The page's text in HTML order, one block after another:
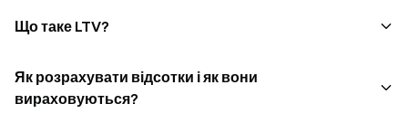
Що таке LTV?
Як розрахувати відсотки і як вони
вираховуються?